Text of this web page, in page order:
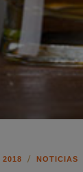
2018 / NOTICIAS